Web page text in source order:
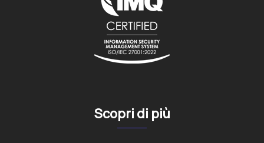
Scopri di più